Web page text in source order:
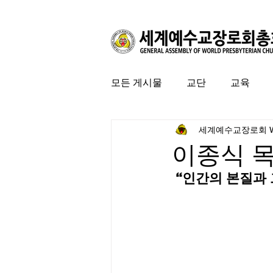
모든 게시물 교단 교육
특집 미국
이종식
세계예수교장로회
“인간의 본질과